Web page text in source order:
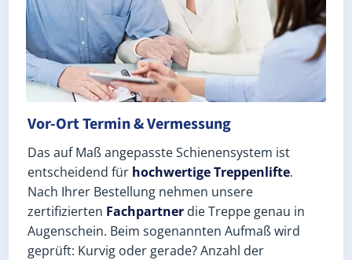
Vor-Ort Termin & Vermessung
Das auf Maß angepasste Schienensystem ist
entscheidend für hochwertige Treppenlifte.
Nach Ihrer Bestellung nehmen unsere
zertifizierten Fachpartner die Treppe genau in
Augenschein. Beim sogenannten Aufmaß wird
geprüft: Kurvig oder gerade? Anzahl der